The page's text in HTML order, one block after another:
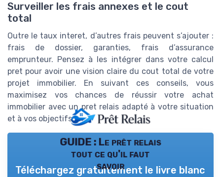
Surveiller les frais annexes et le cout
total
Outre le taux interet, d’autres frais peuvent s’ajouter :
frais de dossier, garanties, frais d’assurance
emprunteur. Pensez à les intégrer dans votre calcul
pret pour avoir une vision claire du cout total de votre
projet immobilier. En suivant ces conseils, vous
maximisez vos chances de réussir votre achat
immobilier avec un pret relais adapté à votre situation
et à vos objectifs.
GUIDE : Le prêt relais
tout ce qu'il faut
savoir
Téléchargez gratuitement le livre blanc